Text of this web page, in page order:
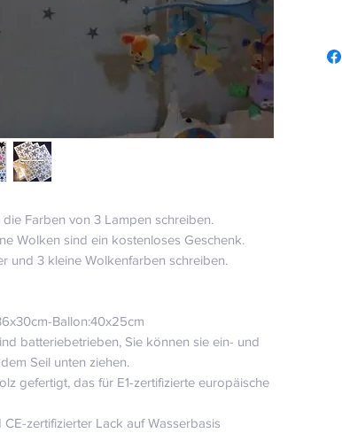
Farben von 3 Lampen schreiben.
Wolken sind ein kostenloses Geschenk.
und 3 kleine Wolkenfarben schreiben.
-Ballon:40x25cm
batteriebetrieben, Sie können sie ein- und
Seil unten ziehen.
gefertigt, das für E1-zertifizierte europäische
zertifizierter Lack auf Wasserbasis